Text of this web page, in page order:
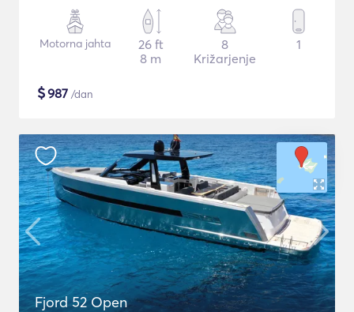
Motorna jahta
26 ft
8 m
8
Križarjenje
1
$987 /dan
Fjord 52 Open